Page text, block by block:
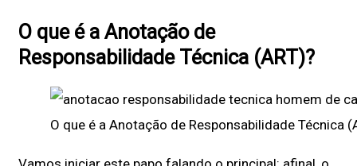
O que é a Anotação de
Responsabilidade Técnica (ART)?
O que é a Anotação de Responsabilidade Técnica